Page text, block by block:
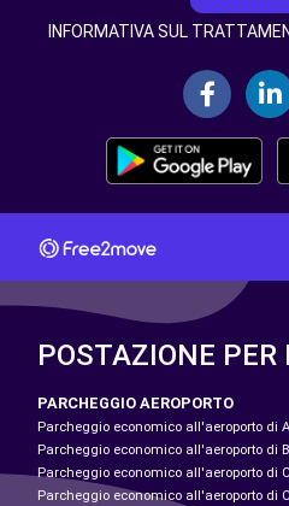
INFORMATIVA SUL
POSTAZIONE PER
PARCHEGGIO AEROPORTO
Parcheggio economico all'aeroporto di
Parcheggio economico all'aeroporto di
Parcheggio economico all'aeroporto di
Parcheggio economico all'aeroporto di